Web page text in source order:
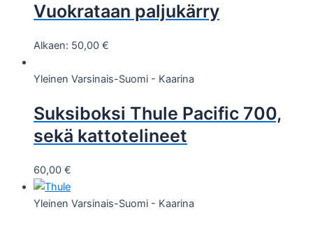
Vuokrataan paljukärry
Alkaen: 50,00 €
Yleinen Varsinais-Suomi - Kaarina
Suksiboksi Thule Pacific 700,
sekä kattotelineet
60,00 €
Yleinen Varsinais-Suomi - Kaarina